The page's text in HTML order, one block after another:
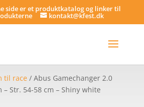
side er et produktkatalog og linker til
kontakt@kfest.dk
til race/ Abus Gamechanger 2.0
– Str. 54-58 cm – Shiny white